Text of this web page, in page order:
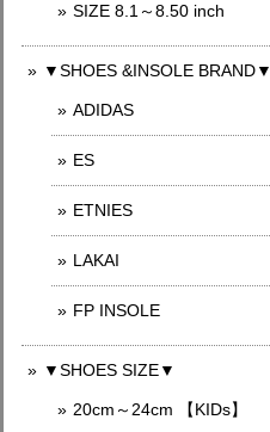
SIZE 8.1～8.50 inch
▼SHOES &INSOLE BRAND▼
ADIDAS
ES
ETNIES
LAKAI
FP INSOLE
▼SHOES SIZE▼
20cm～24cm 【KIDs】